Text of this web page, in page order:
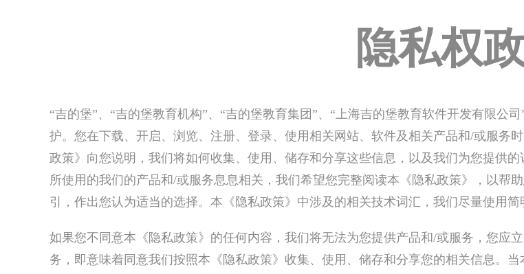
隐私权
“吉的堡”、“吉的堡教育机构”、“吉的堡教育集团”、“上海吉的堡教育软件开发有限公
护。您在下载、开启、浏览、注册、登录、使用相关网站、软件及相关产品和/或服务
政策》向您说明，我们将如何收集、使用、储存和分享这些信息，以及我们为您提供
所使用的我们的产品和/或服务息息相关，我们希望您完整阅读本《隐私政策》，以帮
引，作出您认为适当的选择。本《隐私政策》中涉及的相关技术词汇，我们尽量使用简
如果您不同意本《隐私政策》的任何内容，我们将无法为您提供产品和/或服务，您应
务，即意味着同意我们按照本《隐私政策》收集、使用、储存和分享您的相关信息。